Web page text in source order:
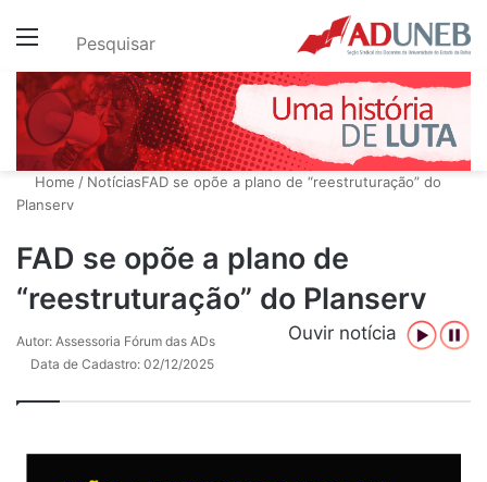
Menu Pesquisar
Home / NotíciasFAD se opõe a plano de “reestruturação” do
Planserv
FAD se opõe a plano de
“reestruturação” do Planserv
Ouvir notícia
Autor: Assessoria Fórum das ADs
Data de Cadastro: 02/12/2025